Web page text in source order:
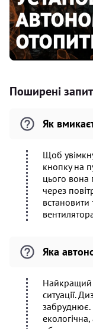
Поширені
Як
Щоб
кнопку на
цього вона
через
Яка
Найкращий
ситуації.
забруднює.